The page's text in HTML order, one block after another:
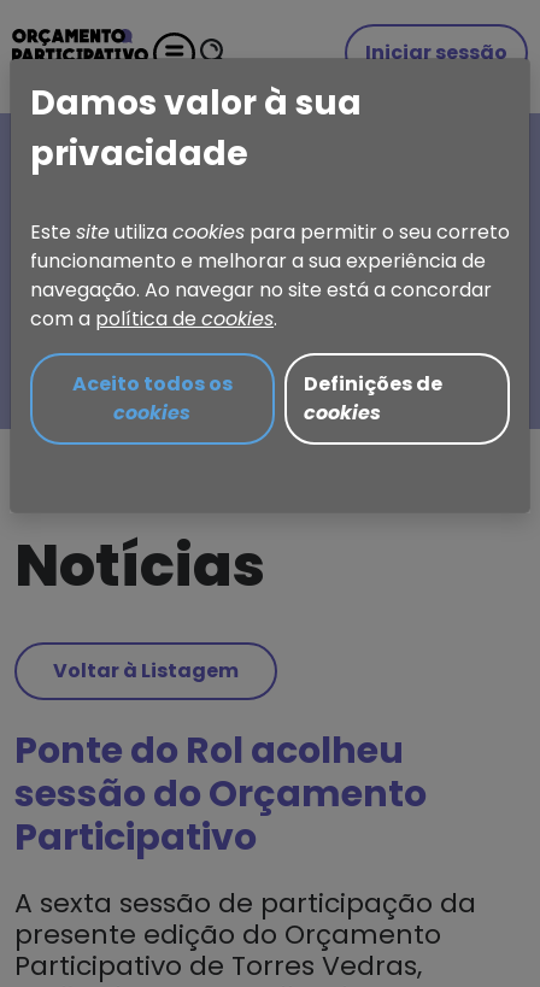
Iniciar sessão
ESCOLHA
Orçamento Participativo
de Torres Vedras
Notícias
Voltar à Listagem
Ponte do Rol acolheu
sessão do Orçamento
Participativo
A sexta sessão de participação da
presente edição do Orçamento
Participativo de Torres Vedras,
Damos valor à sua
privacidade
Este siteutiliza cookies para permitir o seu correto
funcionamento e melhorar a sua experiência de
navegação. Ao navegar no site está a concordar
com a política de cookies.
Aceito todos os
cookies
Definições de
cookies